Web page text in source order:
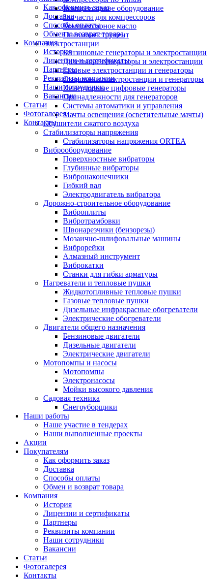
Как оформить заказ
Доставка
Способы оплаты
Обмен и возврат товара
Компания
История
Лицензии и сертификаты
Партнеры
Реквизиты компании
Наши сотрудники
Вакансии
Статьи
Фотогалерея
Контакты
Компрессорное оборудование
Запчасти для компрессоров
Компрессорное масло
Пневмоинструмент
Электростанции
Бензиновые генераторы и электростанции
Дизельные генераторы и электростанции
Газовые электростанции и генераторы
Сварочные электростанции и генераторы
Инверторные цифровые генераторы
Принадлежности для генераторов
Системы автоматики и управления
Мачты освещения (осветительные мачты)
Осушители сжатого воздуха
Cтабилизаторы напряжения
Стабилизаторы напряжения ORTEA
Виброоборудование
Поверхностные вибраторы
Глубинные вибраторы
Вибронаконечники
Гибкий вал
Электродвигатель вибратора
Дорожно-строительное оборудование
Виброплиты
Вибротрамбовки
Швонарезчики (бензорезы)
Мозаично-шлифовальные машины
Виброрейки
Алмазный инструмент
Виброкатки
Станки для гибки арматуры
Нагреватели и тепловые пушки
Жидкотопливные тепловые пушки
Газовые тепловые пушки
Дизельные инфракрасные обогреватели
Электрические обогреватели
Двигатели общего назначения
Бензиновые двигатели
Дизельные двигатели
Электрические двигатели
Мотопомпы и насосы
Мотопомпы
Электронасосы
Мойки высокого давления
Садовая техника
Снегоуборщики
Наши работы
Наше участие в тендерах
Наши выполненные проекты
Акции
Покупателям
Как оформить заказ
Доставка
Способы оплаты
Обмен и возврат товара
Компания
История
Лицензии и сертификаты
Партнеры
Реквизиты компании
Наши сотрудники
Вакансии
Статьи
Фотогалерея
Контакты